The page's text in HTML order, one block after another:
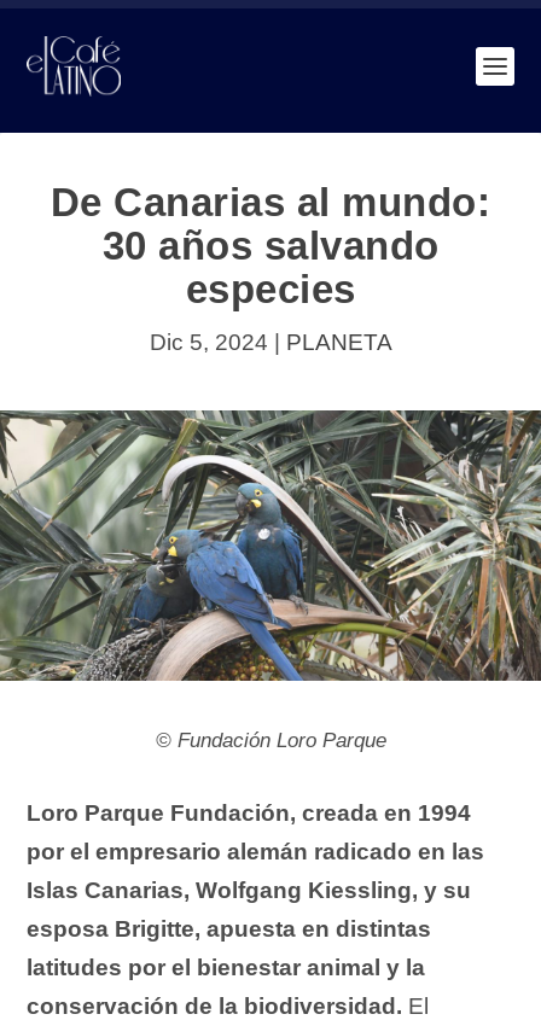
De Canarias al mundo:
30 años salvando
especies
Dic 5, 2024 PLANETA
© Fundación Loro Parque
Loro Parque Fundación, creada en 1994
por el empresario alemán radicado en las
Islas Canarias, Wolfgang Kiessling, y su
esposa Brigitte, apuesta en distintas
latitudes por el bienestar animal y la
conservación de la biodiversidad. El